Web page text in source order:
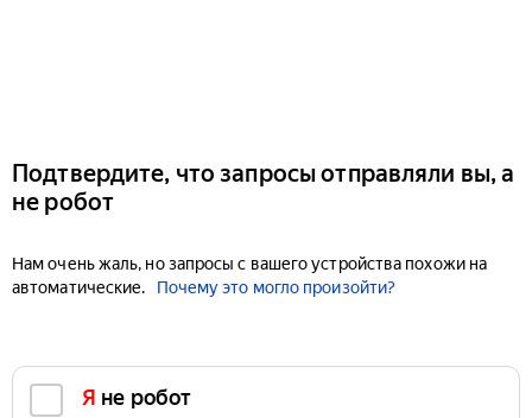
Подтвердите, что запросы отправляли вы, а
не робот
Нам очень жаль, но запросы с вашего устройства похожи на
автоматические.
Почему это могло произойти?
Я не робот